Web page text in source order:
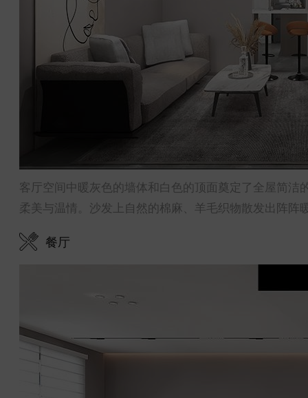
客厅空间中暖灰色的墙体和白色的顶面奠定了全屋简
柔美与温情。沙发上自然的棉麻、羊毛织物散发出阵阵
餐厅